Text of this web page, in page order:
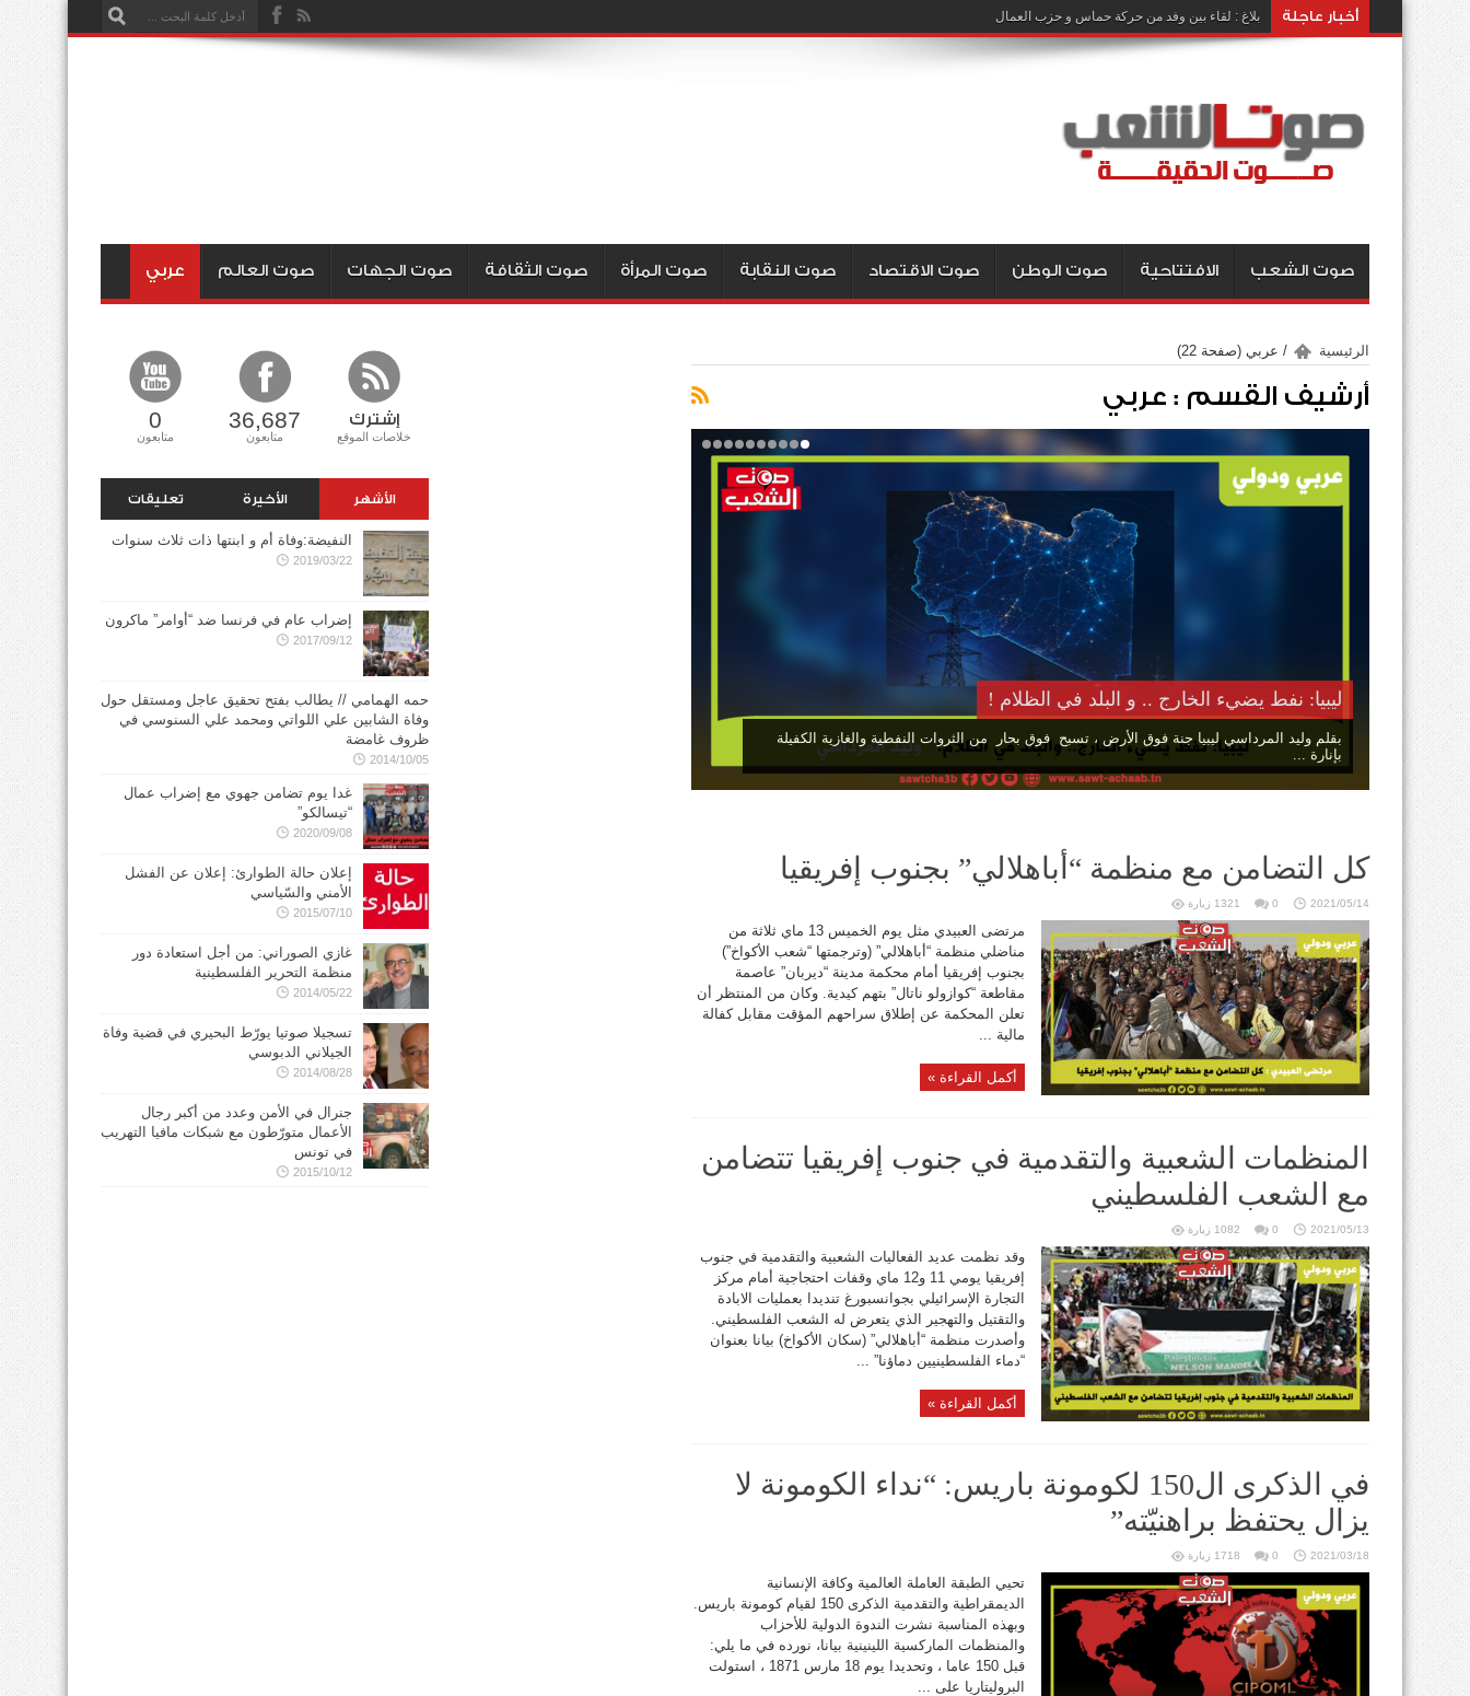
أخبار عاجلة بلاغ : لقاء بين وفد من حركة حماس و حزب العمال
صوت الشعب الافتتاحية صوت الوطن صوت الاقتصاد صوت النقابة صوت المرأة صوت الثقافة صوت الجهات صوت العالم عربي
الرئيسية / عربي (صفحة 22)
أرشيف القسم : عربي
ليبيا: نفط يضيء الخارج .. و البلد في الظلام !
بقلم وليد المرداسي ليبيا جنة فوق الأرض ، تسبح فوق بحار من الثروات النفطية والغازية الكفيلة
بإنارة ...
كل التضامن مع منظمة “أباهلالي” بجنوب إفريقيا
2021/05/14
0 1321 زيارة
مرتضى العبيدي مثل يوم الخميس 13 ماي ثلاثة من
مناضلي منظمة “أباهلالي” (وترجمتها “شعب الأكواخ”)
بجنوب إفريقيا أمام محكمة مدينة “ديربان” عاصمة
مقاطعة “كوازولو ناتال” بتهم كيدية. وكان من المنتظر أن
تعلن المحكمة عن إطلاق سراحهم المؤقت مقابل كفالة
مالية ...
أكمل القراءة »
المنظمات الشعبية والتقدمية في جنوب إفريقيا تتضامن
مع الشعب الفلسطيني
2021/05/13
0 1082 زيارة
وقد نظمت عديد الفعاليات الشعبية والتقدمية في جنوب
إفريقيا يومي 11 و12 ماي وقفات احتجاجية أمام مركز
التجارة الإسرائيلي بجوانسبورغ تنديدا بعمليات الابادة
والتقتيل والتهجير الذي يتعرض له الشعب الفلسطيني.
وأصدرت منظمة “أباهلالي” (سكان الأكواخ) بيانا بعنوان
“دماء الفلسطينيين دماؤنا” ...
أكمل القراءة »
في الذكرى ال150 لكومونة باريس: “نداء الكومونة لا
يزال يحتفظ براهنيّته”
2021/03/18
0 1718 زيارة
تحيي الطبقة العاملة العالمية وكافة الإنسانية
الديمقراطية والتقدمية الذكرى 150 لقيام كومونة باريس.
وبهذه المناسبة نشرت الندوة الدولية للأحزاب
والمنظمات الماركسية اللينينية بيانا، نورده في ما يلي:
قبل 150 عاما ، وتحديدا يوم 18 مارس 1871 ، استولت
البروليتاريا على ...
إشترك
خلاصات الموقع
36,687
متابعون
0
متابعون
الأشهر الأخيرة تعليقات
النفيضة:وفاة أم و ابنتها ذات ثلاث سنوات
2019/03/22
إضراب عام في فرنسا ضد “أوامر” ماكرون
2017/09/12
حمه الهمامي // يطالب بفتح تحقيق عاجل ومستقل حول
وفاة الشابين علي اللواتي ومحمد علي السنوسي في
ظروف غامضة
2014/10/05
غدا يوم تضامن جهوي مع إضراب عمال
“تيسالكو”
2020/09/08
إعلان حالة الطوارئ: إعلان عن الفشل
الأمني والسّياسي
2015/07/10
غازي الصوراني: من أجل استعادة دور
منظمة التحرير الفلسطينية
2014/05/22
تسجيلا صوتيا يورّط البحيري في قضية وفاة
الجيلاني الدبوسي
2014/08/28
جنرال في الأمن وعدد من أكبر رجال
الأعمال متورّطون مع شبكات مافيا التهريب
في تونس
2015/10/12